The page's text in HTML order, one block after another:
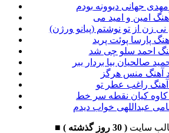
مهدی جهانی دیوونه بودم
آهنگ امین و امید می
نی زن از تو نوشتم (پیانو ورژن)
پارسا پوئت پرید
احمد سلو چی شد
صالحیان بیا بردار ببر
آهنگ منس هرگز
آهنگ راغب عطر تو
کاوه کیان نقطه سر خط
عبداللهی خواب دیدم
■ سایت( 30 روز گذشته )